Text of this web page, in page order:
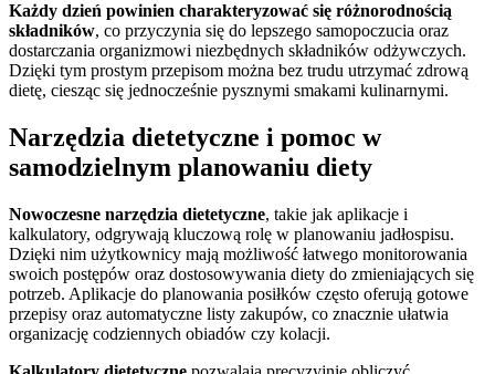
Każdy dzień powinien charakteryzować się różnorodnością
składników, co przyczynia się do lepszego samopoczucia oraz
dostarczania organizmowi niezbędnych składników odżywczych.
Dzięki tym prostym przepisom można bez trudu utrzymać zdrową
dietę, ciesząc się jednocześnie pysznymi smakami kulinarnymi.
Narzędzia dietetyczne i pomoc w
samodzielnym planowaniu diety
Nowoczesne narzędzia dietetyczne, takie jak aplikacje i
kalkulatory, odgrywają kluczową rolę w planowaniu jadłospisu.
Dzięki nim użytkownicy mają możliwość łatwego monitorowania
swoich postępów oraz dostosowywania diety do zmieniających się
potrzeb. Aplikacje do planowania posiłków często oferują gotowe
przepisy oraz automatyczne listy zakupów, co znacznie ułatwia
organizację codziennych obiadów czy kolacji.